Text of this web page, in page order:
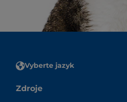
Vyberte jazyk
Zdroje